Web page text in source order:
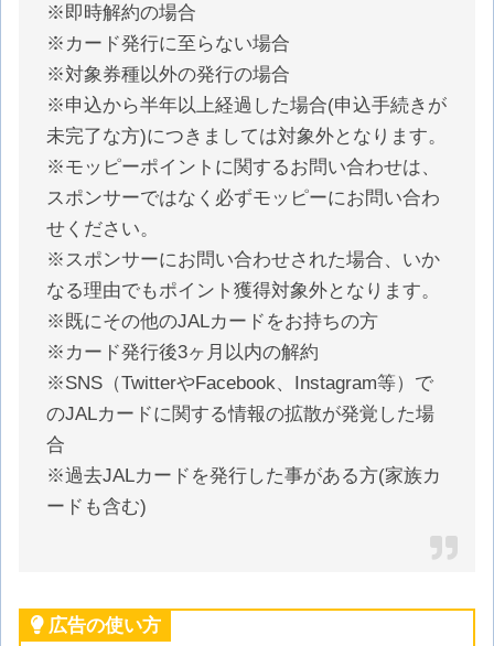
※即時解約の場合
※カード発行に至らない場合
※対象券種以外の発行の場合
※申込から半年以上経過した場合(申込手続きが
未完了な方)につきましては対象外となります。
※モッピーポイントに関するお問い合わせは、
スポンサーではなく必ずモッピーにお問い合わ
せください。
※スポンサーにお問い合わせされた場合、いか
なる理由でもポイント獲得対象外となります。
※既にその他のJALカードをお持ちの方
※カード発行後3ヶ月以内の解約
※SNS（TwitterやFacebook、Instagram等）で
のJALカードに関する情報の拡散が発覚した場
合
※過去JALカードを発行した事がある方(家族カ
ードも含む)
広告の使い方